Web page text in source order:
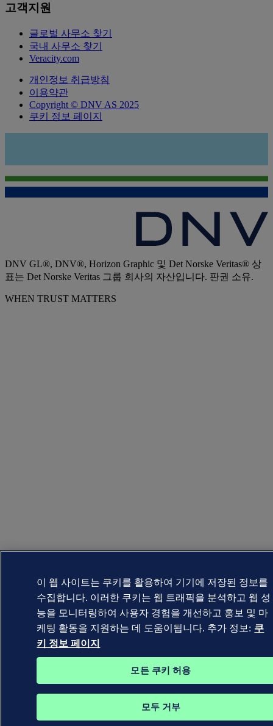
고객지원
글로벌 사무소 찾기
국내 사무소 찾기
Veracity.com
개인정보 취급방침
이용약관
Copyright © DNV AS 2025
쿠키 정보 페이지
DNV GL®, DNV®, Horizon Graphic 및 Det Norske Veritas® 상
표는 Det Norske Veritas 그룹 회사의 자산입니다. 판권 소유.
WHEN TRUST MATTERS
이 웹 사이트는 쿠키를 활용하여 기기에 저장된 정보를
수집합니다. 이러한 쿠키는 웹 트래픽을 분석하고 웹 성
능을 모니터링하여 사용자 경험을 개선하고 홍보 및 마
케팅 활동을 지원하는 데 도움이됩니다. 추가 정보: 쿠
키 정보 페이지
모든 쿠키 허용
모두 거부